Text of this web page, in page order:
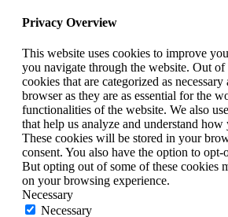
Privacy Overview
This website uses cookies to improve
you navigate through the website. Out of
cookies that are categorized as
browser as they are as essential for the
functionalities of the website. We also
that help us analyze and understand how
These cookies will be stored in your
consent. You also have the option to opt-
But opting out of some of these cookies
on your browsing experience.
Necessary
Necessary